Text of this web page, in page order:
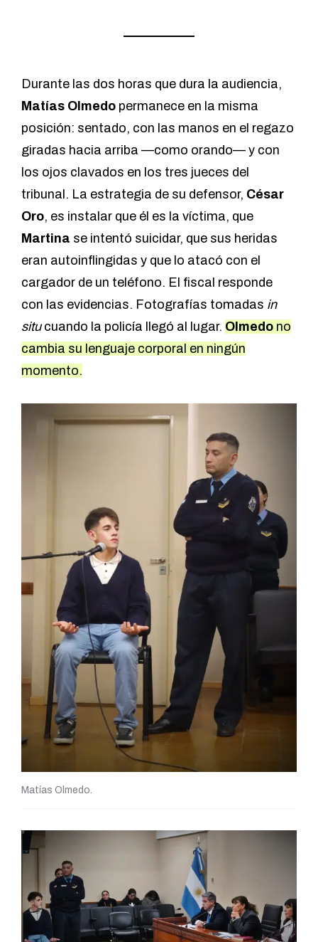
Durante las dos horas que dura la audiencia,
Matías Olmedo permanece en la misma
posición: sentado, con las manos en el regazo
giradas hacia arriba —como orando— y con
los ojos clavados en los tres jueces del
tribunal. La estrategia de su defensor, César
Oro, es instalar que él es la víctima, que
Martina se intentó suicidar, que sus heridas
eran autoinflingidas y que lo atacó con el
cargador de un teléfono. El fiscal responde
con las evidencias. Fotografías tomadas in
situcuando la policía llegó al lugar. Olmedo no
cambia su lenguaje corporal en ningún
momento.
Matías Olmedo.